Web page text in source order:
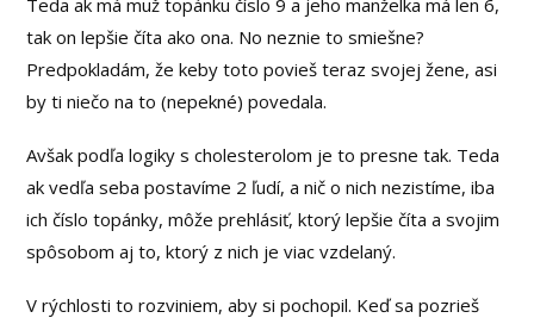
tak on lepšie číta ako ona. No neznie to smiešne?
Predpokladám, že keby toto povieš teraz svojej žene, asi
by ti niečo na to (nepekné) povedala.
Avšak podľa logiky s cholesterolom je to presne tak. Teda
ak vedľa seba postavíme 2 ľudí, a nič o nich nezistíme, iba
ich číslo topánky, môže prehlásiť, ktorý lepšie číta a svojim
spôsobom aj to, ktorý z nich je viac vzdelaný.
V rýchlosti to rozviniem, aby si pochopil. Keď sa pozrieš